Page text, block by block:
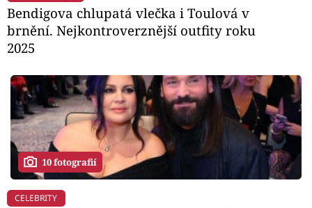
Bendigova chlupatá vlečka i Toulová v
brnění. Nejkontroverznější outfity roku
2025
10 fotografií
CELEBRITY